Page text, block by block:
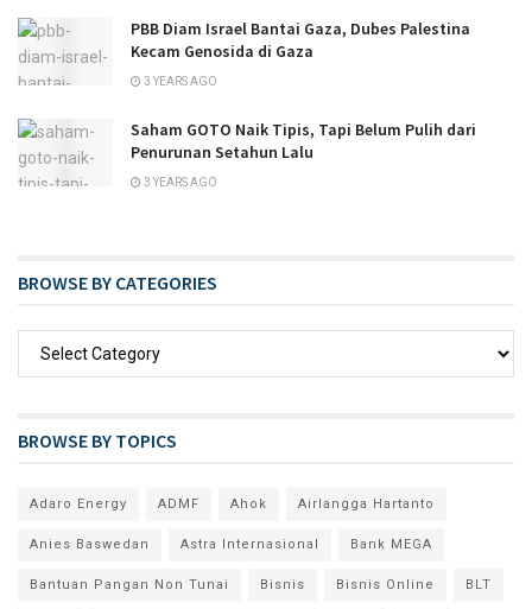
PBB Diam Israel Bantai Gaza, Dubes Palestina
Kecam Genosida di Gaza
3 YEARS AGO
Saham GOTO Naik Tipis, Tapi Belum Pulih dari
Penurunan Setahun Lalu
3 YEARS AGO
BROWSE BY CATEGORIES
BROWSE BY TOPICS
Adaro Energy ADMF Ahok Airlangga Hartanto
Anies Baswedan Astra Internasional Bank MEGA
Bantuan Pangan Non Tunai Bisnis Bisnis Online BLT